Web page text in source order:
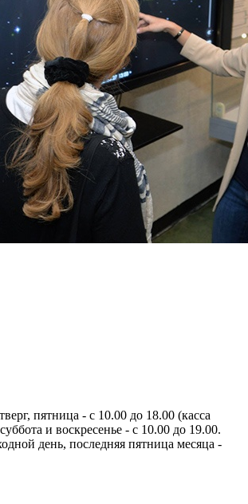
пятница - с 10.00 до 18.00 (касса
и воскресенье - с 10.00 до 19.00.
день, последняя пятница месяца -